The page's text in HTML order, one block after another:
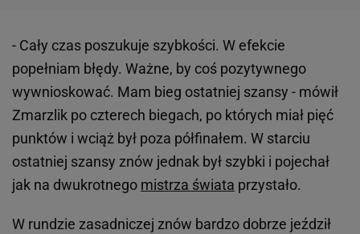
- Cały czas poszukuje szybkości. W efekcie
popełniam błędy. Ważne, by coś pozytywnego
wywnioskować. Mam bieg ostatniej szansy - mówił
Zmarzlik po czterech biegach, po których miał pięć
punktów i wciąż był poza półfinałem. W starciu
ostatniej szansy znów jednak był szybki i pojechał
jak na dwukrotnego mistrza świata przystało.
W rundzie zasadniczej znów bardzo dobrze jeździł